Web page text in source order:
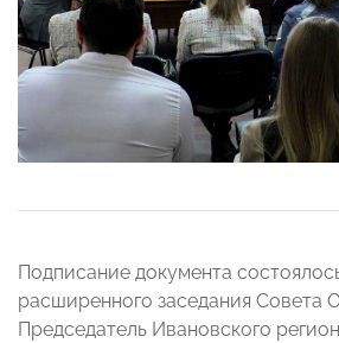
Подписание документа
расширенного заседания Совета
Председатель Ивановского